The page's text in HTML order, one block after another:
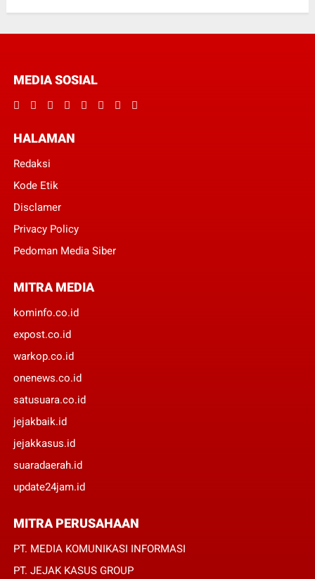
MEDIA SOSIAL
HALAMAN
Redaksi
Kode Etik
Disclamer
Privacy Policy
Pedoman Media Siber
MITRA MEDIA
kominfo.co.id
expost.co.id
warkop.co.id
onenews.co.id
satusuara.co.id
jejakbaik.id
jejakkasus.id
suaradaerah.id
update24jam.id
MITRA PERUSAHAAN
PT. MEDIA KOMUNIKASI INFORMASI
PT. JEJAK KASUS GROUP